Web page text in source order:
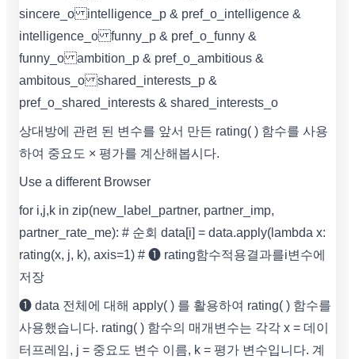
sincere_o intelligence_p & pref_o_intelligence &
intelligence_o funny_p & pref_o_funny &
funny_o ambition_p & pref_o_ambitious &
ambitous_o shared_interests_p &
pref_o_shared_interests & shared_interests_o
상대방에 관련 된 변수를 앞서 만든 rating( ) 함수를 사용
하여 중요도 × 평가를 계산해봅시다.
Use a different Browser
for i,j,k in zip(new_label_partner, partner_imp,
partner_rate_me): # 순회 data[i] = data.apply(lambda x:
rating(x, j, k), axis=1) # ❶ rating함수적용결과를i변수에
저장
❶ data 전체에 대해 apply( ) 를 활용하여 rating( ) 함수를
사용했습니다. rating( ) 함수의 매개변수는 각각 x = 데이
터프레임, j = 중요도 변수 이름, k = 평가 변수입니다. 계